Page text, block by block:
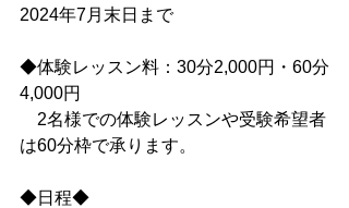
2024年7月末日まで
◆体験レッスン料：30分2,000円・60分
4,000円
2名様での体験レッスンや受験希望者
は60分枠で承ります。
◆日程◆